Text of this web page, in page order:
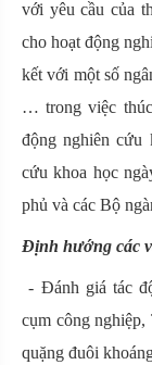
với yêu cầu của
cho hoạt động
kết với một số
… trong việc
động nghiên cứu
cứu khoa học
phủ và các Bộ
Định hướng các
- Đánh giá tác
cụm công nghiệp,
quặng đuôi